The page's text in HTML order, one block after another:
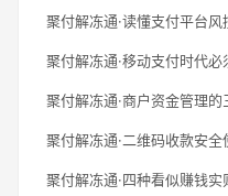
聚付解冻通·读懂支付平台
聚付解冻通·移动支付时代
聚付解冻通·商户资金管理的
聚付解冻通·二维码收款安
聚付解冻通·四种看似赚钱